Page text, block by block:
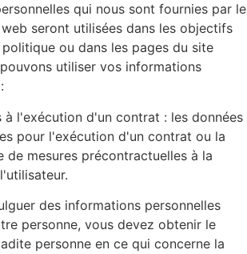
qui nous sont fournies par le
seront utilisées dans les objectifs
ou dans les pages du site
utiliser vos informations
à l'exécution d'un contrat : les données
pour l'exécution d'un contrat ou la
de mesures précontractuelles à la
des informations personnelles
personne, vous devez obtenir le
personne en ce qui concerne la